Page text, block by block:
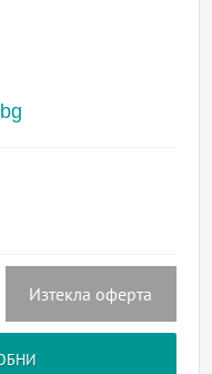
Изтекла оферта